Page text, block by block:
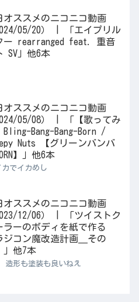
オススメのニコニコ動画
05/20） | 「エイプリル
ー rearranged feat. 重音
SV」他6本
オススメのニコニコ動画
05/08） | 「【歌ってみ
Bling-Bang-Bang-Born /
Nuts 【グリーンバンバ
】」他6本
でイカめし
オススメのニコニコ動画
12/06） | 「ツイストク
ラーのボディを紙で作る
ジコン魔改造計画＿その
」他7本
造形も塗装も良いねえ